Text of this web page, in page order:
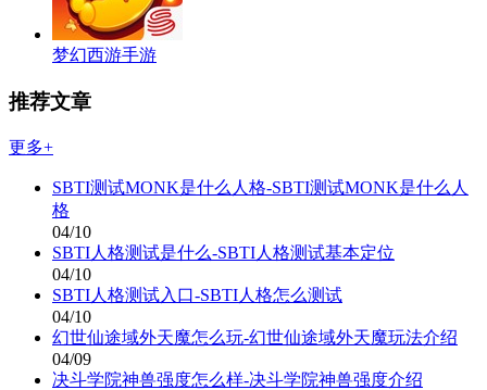
梦幻西游手游
推荐文章
更多+
SBTI测试MONK是什么人格-SBTI测试MONK是什么人
格
04/10
SBTI人格测试是什么-SBTI人格测试基本定位
04/10
SBTI人格测试入口-SBTI人格怎么测试
04/10
幻世仙途域外天魔怎么玩-幻世仙途域外天魔玩法介绍
04/09
决斗学院神兽强度怎么样-决斗学院神兽强度介绍